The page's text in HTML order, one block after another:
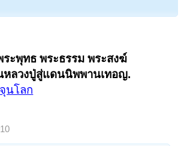
ะพุทธ พระธรรม พระสงฆ์
ลวงปู่สู่แดนนิพพานเทอญ.
นโลก